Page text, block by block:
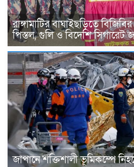
রাঙ্গামাটির বাঘাইছড়িতে
পিস্তল, গুলি ও বিদেশি সিগারেট
জাপানে শক্তিশালী ভূমিকম্পে